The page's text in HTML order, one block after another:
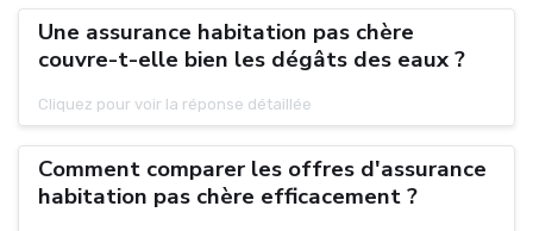
Une assurance habitation pas chère
couvre-t-elle bien les dégâts des eaux ?
Cliquez pour voir la réponse détaillée
Comment comparer les offres d'assurance
habitation pas chère efficacement ?